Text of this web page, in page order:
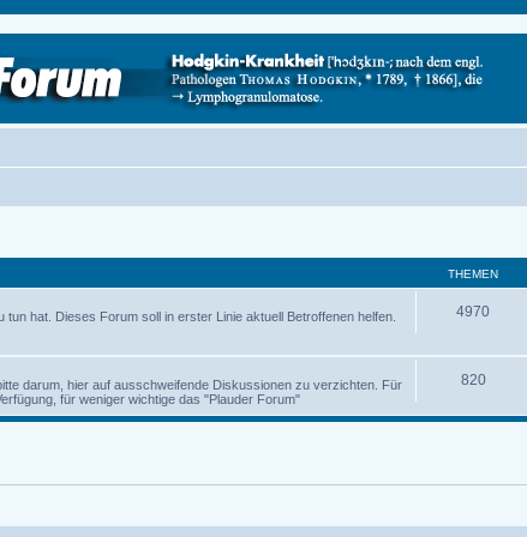
THEMEN
hat. Dieses Forum soll in erster Linie aktuell Betroffenen helfen.
4970
darum, hier auf ausschweifende Diskussionen zu verzichten. Für
für weniger wichtige das "Plauder Forum"
820